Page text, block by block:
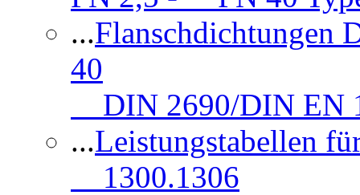
...
40
DIN 2690/DIN EN
...Leistungstabellen
1300.1306